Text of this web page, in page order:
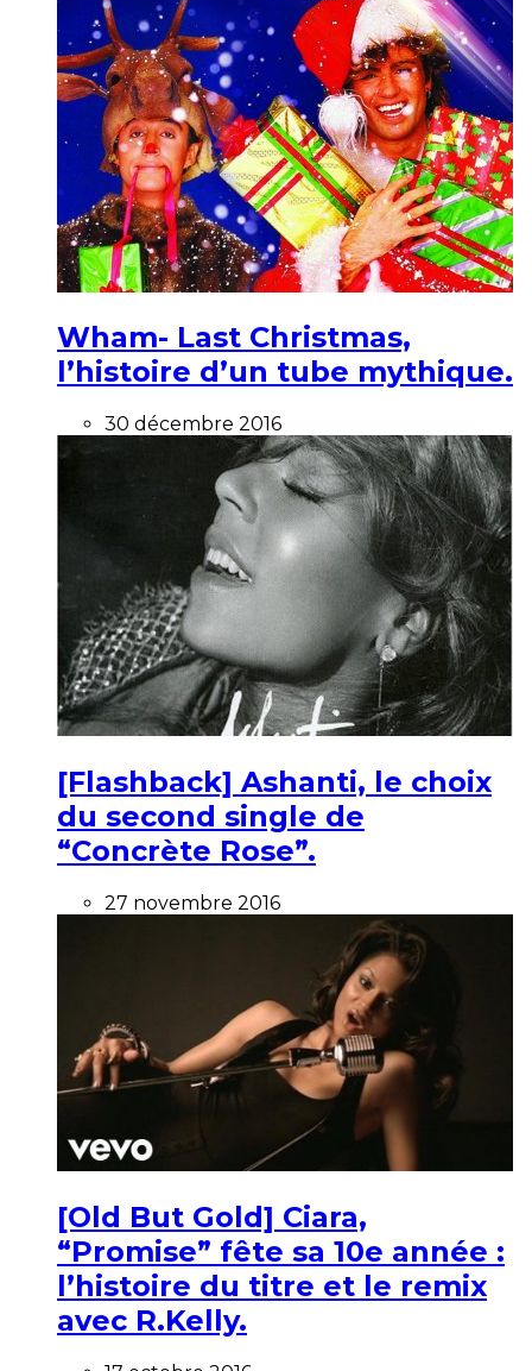
Wham- Last Christmas,
l’histoire d’un tube mythique.
30 décembre 2016
[Flashback] Ashanti, le choix
du second single de
“Concrète Rose”.
27 novembre 2016
[Old But Gold] Ciara,
“Promise” fête sa 10e année :
l’histoire du titre et le remix
avec R.Kelly.